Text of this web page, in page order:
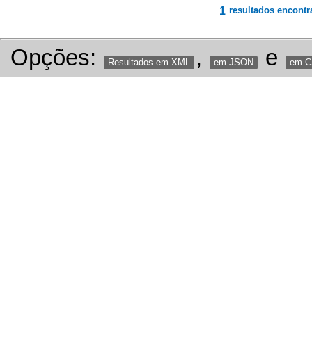
1 resultados
Opções: Resultados em XML , em JSON e em